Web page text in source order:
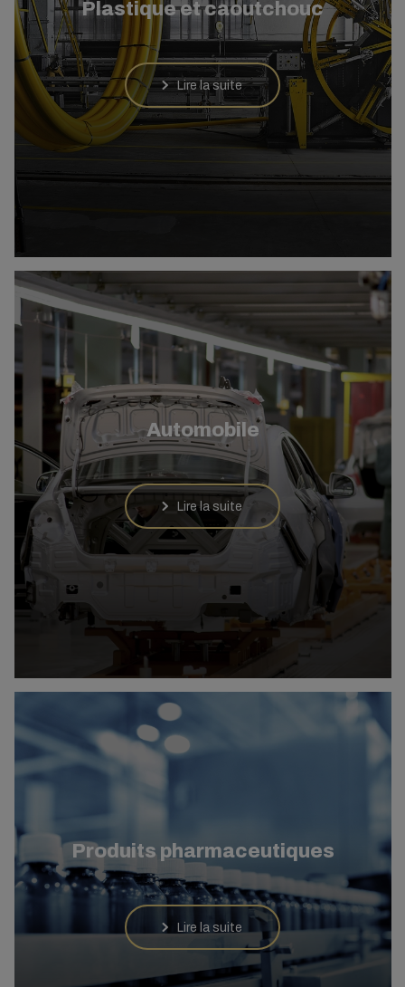
Plastique et caoutchouc
Lire la suite
Automobile
Lire la suite
Produits pharmaceutiques
Lire la suite